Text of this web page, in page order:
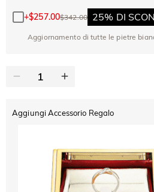
+$257.00$342.00 25% DI
Aggiornamento di tutte le pietre
Aggiungi Accessorio Regalo